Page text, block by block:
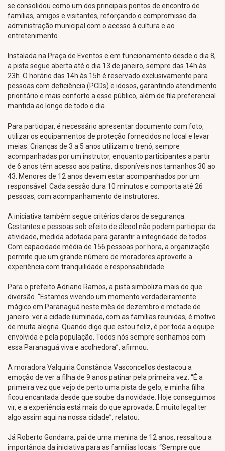
se consolidou como um dos principais pontos de encontro de
famílias, amigos e visitantes, reforçando o compromisso da
administração municipal com o acesso à cultura e ao
entretenimento.
Instalada na Praça de Eventos e em funcionamento desde o dia 8,
a pista segue aberta até o dia 13 de janeiro, sempre das 14h às
23h. O horário das 14h às 15h é reservado exclusivamente para
pessoas com deficiência (PCDs) e idosos, garantindo atendimento
prioritário e mais conforto a esse público, além de fila preferencial
mantida ao longo de todo o dia.
Para participar, é necessário apresentar documento com foto,
utilizar os equipamentos de proteção fornecidos no local e levar
meias. Crianças de 3 a 5 anos utilizam o trenó, sempre
acompanhadas por um instrutor, enquanto participantes a partir
de 6 anos têm acesso aos patins, disponíveis nos tamanhos 30 ao
43. Menores de 12 anos devem estar acompanhados por um
responsável. Cada sessão dura 10 minutos e comporta até 26
pessoas, com acompanhamento de instrutores.
A iniciativa também segue critérios claros de segurança.
Gestantes e pessoas sob efeito de álcool não podem participar da
atividade, medida adotada para garantir a integridade de todos.
Com capacidade média de 156 pessoas por hora, a organização
permite que um grande número de moradores aproveite a
experiência com tranquilidade e responsabilidade.
Para o prefeito Adriano Ramos, a pista simboliza mais do que
diversão. “Estamos vivendo um momento verdadeiramente
mágico em Paranaguá neste mês de dezembro e metade de
janeiro. ver a cidade iluminada, com as famílias reunidas, é motivo
de muita alegria. Quando digo que estou feliz, é por toda a equipe
envolvida e pela população. Todos nós sempre sonhamos com
essa Paranaguá viva e acolhedora”, afirmou.
A moradora Valquiria Constância Vasconcellos destacou a
emoção de ver a filha de 9 anos patinar pela primeira vez. “É a
primeira vez que vejo de perto uma pista de gelo, e minha filha
ficou encantada desde que soube da novidade. Hoje conseguimos
vir, e a experiência está mais do que aprovada. É muito legal ter
algo assim aqui na nossa cidade”, relatou.
Já Roberto Gondarra, pai de uma menina de 12 anos, ressaltou a
importância da iniciativa para as famílias locais. “Sempre que